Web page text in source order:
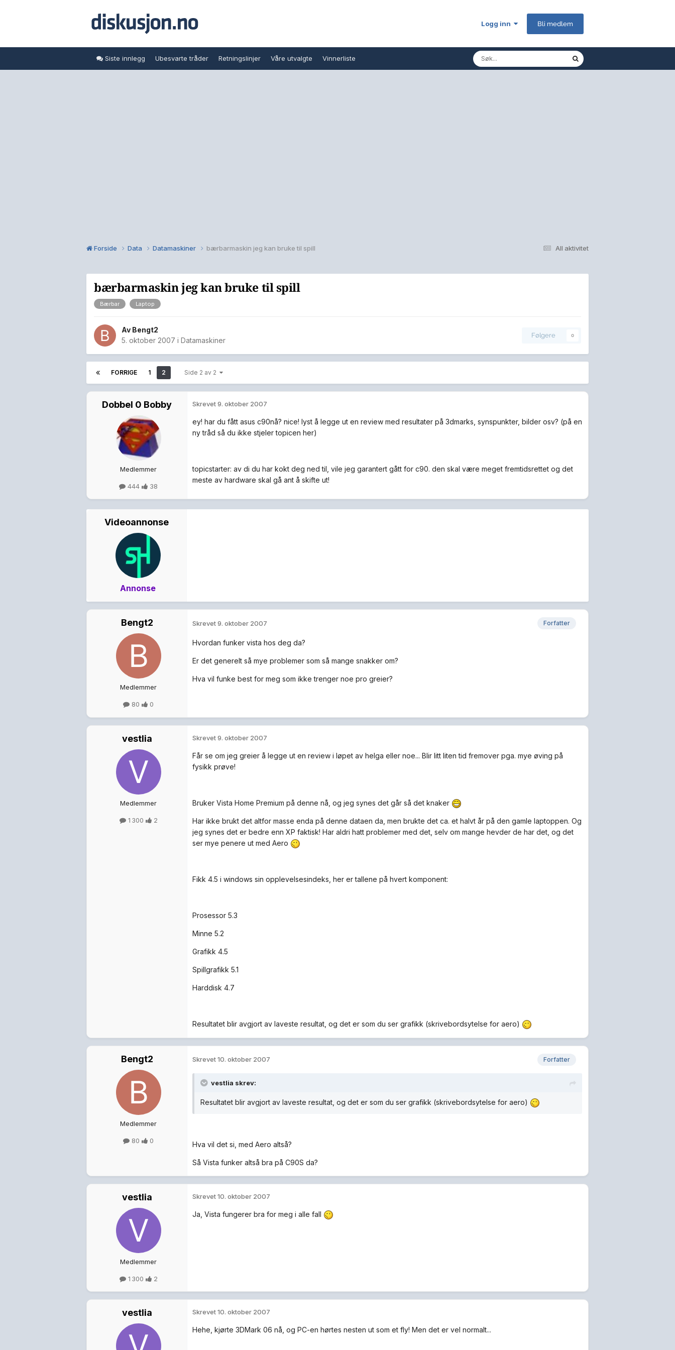
Logg inn Bli medlem
Siste innlegg Ubesvarte tråder Retningslinjer Våre utvalgte Vinnerliste
All aktivitet
Forside Data Datamaskiner bærbarmaskin jeg kan bruke til spill
bærbarmaskin jeg kan bruke til spill
Bærbar Laptop
Av Bengt2
5. oktober 2007 i Datamaskiner
Følgere 0
FORRIGE 1 2 Side 2 av 2
Dobbel 0 Bobby
Medlemmer
444 38
Skrevet9. oktober 2007
ey! har du fått asus c90nå? nice! lyst å legge ut en review med resultater på 3dmarks, synspunkter, bilder osv? (på en
ny tråd så du ikke stjeler topicen her)
topicstarter: av di du har kokt deg ned til, vile jeg garantert gått for c90. den skal være meget fremtidsrettet og det
meste av hardware skal gå ant å skifte ut!
Videoannonse
Annonse
Bengt2
Medlemmer
80 0
Forfatter
Skrevet9. oktober 2007
Hvordan funker vista hos deg da?
Er det generelt så mye problemer som så mange snakker om?
Hva vil funke best for meg som ikke trenger noe pro greier?
vestlia
Medlemmer
1 300 2
Skrevet9. oktober 2007
Får se om jeg greier å legge ut en review i løpet av helga eller noe... Blir litt liten tid fremover pga. mye øving på
fysikk prøve!
Bruker Vista Home Premium på denne nå, og jeg synes det går så det knaker
Har ikke brukt det altfor masse enda på denne dataen da, men brukte det ca. et halvt år på den gamle laptoppen. Og
jeg synes det er bedre enn XP faktisk! Har aldri hatt problemer med det, selv om mange hevder de har det, og det
ser mye penere ut med Aero
Fikk 4.5 i windows sin opplevelsesindeks, her er tallene på hvert komponent:
Prosessor 5.3
Minne 5.2
Grafikk 4.5
Spillgrafikk 5.1
Harddisk 4.7
Resultatet blir avgjort av laveste resultat, og det er som du ser grafikk (skrivebordsytelse for aero)
Bengt2
Medlemmer
80 0
Forfatter
Skrevet10. oktober 2007
vestlia skrev:
Resultatet blir avgjort av laveste resultat, og det er som du ser grafikk (skrivebordsytelse for aero)
Hva vil det si, med Aero altså?
Så Vista funker altså bra på C90S da?
vestlia
Medlemmer
1 300 2
Skrevet10. oktober 2007
Ja, Vista fungerer bra for meg i alle fall
vestlia Skrevet10. oktober 2007
Hehe, kjørte 3DMark 06 nå, og PC-en hørtes nesten ut som et fly! Men det er vel normalt...